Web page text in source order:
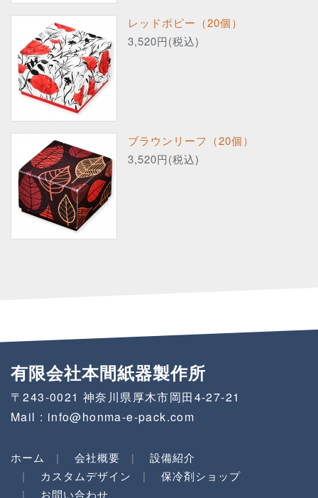
レッドポピー（20個）
3,520円(税込)
ブラウンリーフ（20個）
3,520円(税込)
有限会社本間紙器製作所
〒243-0021神奈川県厚木市岡田4-27-21
Mail : info@honma-e-pack.com
ホーム 会社概要
設備紹介
カスタムデザイン
保冷剤ショップ
お問い合わせ